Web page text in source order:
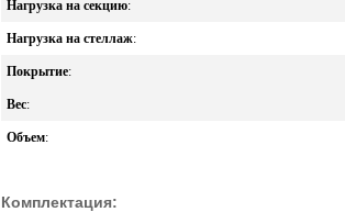
Нагрузка на секцию:
Нагрузка на стеллаж:
Покрытие:
Вес:
Объем:
Комплектация: